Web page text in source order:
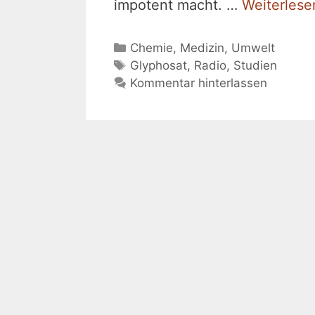
impotent macht. …
Kategorien
Chemie, Medizin, Umwelt
Schlagwörter
Glyphosat, Radio, Studien
Kommentar hinterlassen